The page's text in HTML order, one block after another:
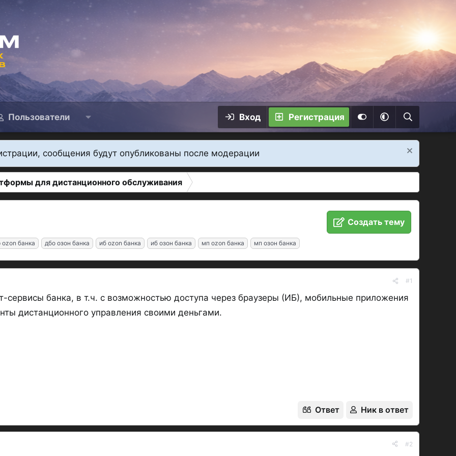
Пользователи Вход Регистрация
сообщения будут опубликованы после модерации
для дистанционного обслуживания
Создать тему
ozon банка дбо озон банка иб ozon банка иб озон банка мп ozon банка мп озон банка
#1
сервисы банка, в т.ч. с возможностью доступа через браузеры (ИБ), мобильные приложения
дистанционного управления своими деньгами.
Ответ Ник в ответ
#2